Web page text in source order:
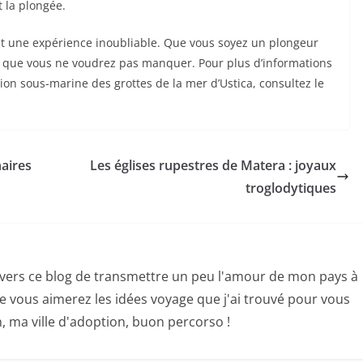
la plongée.
une expérience inoubliable. Que vous soyez un plongeur
vous ne voudrez pas manquer. Pour plus d’informations
sous-marine des grottes de la mer d’Ustica, consultez le
Les églises rupestres de Matera : joyaux
troglodytiques
ce blog de transmettre un peu l'amour de mon pays à
vous aimerez les idées voyage que j'ai trouvé pour vous
ma ville d'adoption, buon percorso !